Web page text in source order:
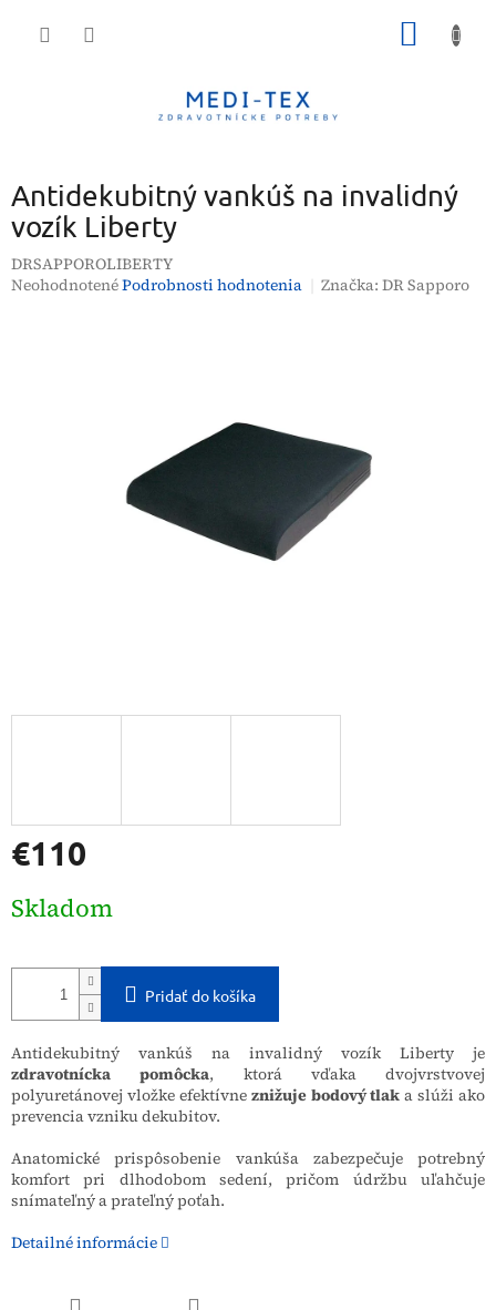
Antidekubitný vankúš na invalidný
vozík Liberty
DRSAPPOROLIBERTY
Priemerné
NeohodnotenéPodrobnosti hodnotenia Značka:DR Sapporo
€110
cena:
Skladom
Pridať do košíka
Antidekubitný vankúš na invalidný vozík Liberty je
zdravotnícka pomôcka, ktorá vďaka dvojvrstvovej
polyuretánovej vložke efektívne znižuje bodový tlak a slúži ako
prevencia vzniku dekubitov.
Anatomické prispôsobenie vankúša zabezpečuje potrebný
komfort pri dlhodobom sedení, pričom údržbu uľahčuje
snímateľný a prateľný poťah.
Detailné informácie